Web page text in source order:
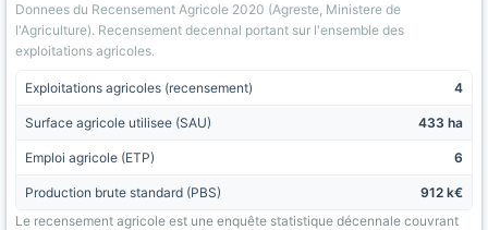
Donnees du Recensement Agricole 2020 (Agreste, Ministere de
l'Agriculture). Recensement decennal portant sur l'ensemble des
exploitations agricoles.
Exploitations agricoles (recensement) 4
Surface agricole utilisee (SAU) 433 ha
Emploi agricole (ETP) 6
Production brute standard (PBS)
912 k€
Le recensement agricole est une enquête statistique décennale couvrant